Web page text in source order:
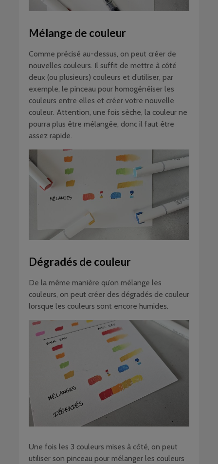
Mélange de couleur
Comme précisé au-dessus, on peut créer de
nouvelles couleurs. Il suffit de mettre à côté
deux (ou plusieurs) couleurs et d’utiliser, par
exemple, le pinceau pour homogénéiser les
couleurs entre elles et créer votre nouvelle
couleur. Attention, une fois sèche, la couleur ne
pourra plus être mélangée, donc il faut être
assez rapide.
Dégradés de couleur
De la même manière qu’on mélange les
couleurs, on peut créer des dégradés de couleur
lorsque les couleurs sont encore humides.
Une fois les 3 couleurs mises à côté, on peut
utiliser son pinceau pour mélanger les couleurs